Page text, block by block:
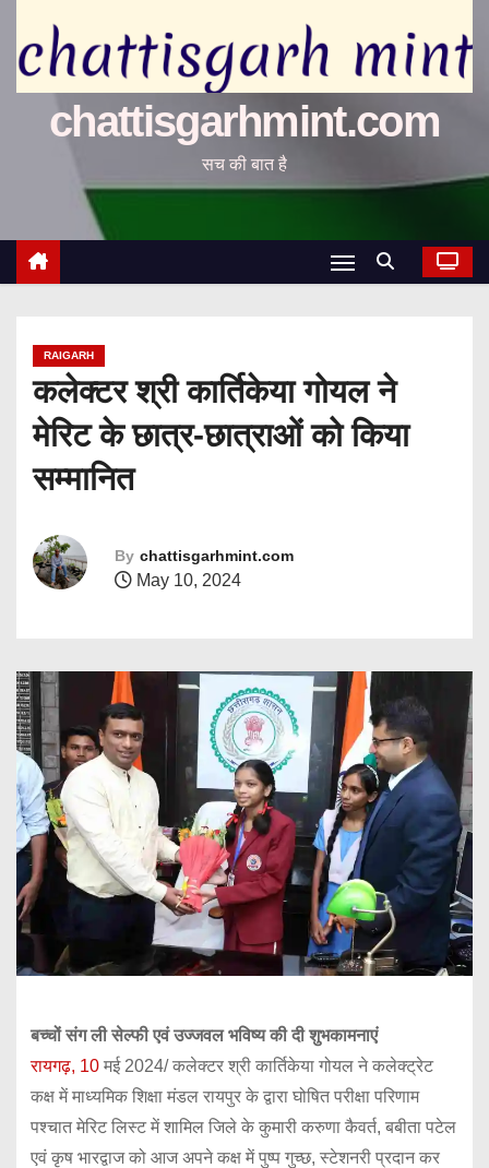
chattisgarhmint.com
सच की बात है
RAIGARH
कलेक्टर श्री कार्तिकेया गोयल ने
मेरिट के छात्र-छात्राओं को किया
सम्मानित
By chattisgarhmint.com
May 10, 2024
बच्चों संग ली सेल्फी एवं उज्जवल भविष्य की दी शुभकामनाएं
रायगढ़, 10मई 2024/ कलेक्टर श्री कार्तिकेया गोयल ने कलेक्ट्रेट
कक्ष में माध्यमिक शिक्षा मंडल रायपुर के द्वारा घोषित परीक्षा परिणाम
पश्चात मेरिट लिस्ट में शामिल जिले के कुमारी करुणा कैवर्त, बबीता पटेल
एवं कृष भारद्वाज को आज अपने कक्ष में पुष्प गुच्छ, स्टेशनरी प्रदान कर